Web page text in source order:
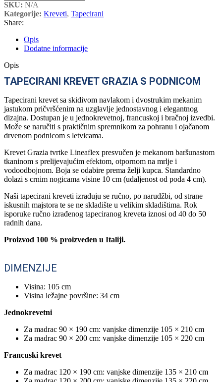
SKU: N/A
Kategorije: Kreveti, Tapecirani
Share:
Opis
Dodatne informacije
Opis
TAPECIRANI KREVET GRAZIA S PODNICOM
Tapecirani krevet sa skidivom navlakom i dvostrukim mekanim
jastukom pričvršćenim na uzglavlje jednostavnog i elegantnog
dizajna. Dostupan je u jednokrevetnoj, francuskoj i bračnoj izvedbi.
Može se naručiti s praktičnim spremnikom za pohranu i ojačanom
drvenom podnicom s letvicama.
Krevet Grazia tvrtke Lineaflex presvučen je mekanom baršunastom
tkaninom s prelijevajućim efektom, otpornom na mrlje i
vodoodbojnom. Boja se odabire prema želji kupca. Standardno
dolazi s crnim nogicama visine 10 cm (udaljenost od poda 4 cm).
Naši tapecirani kreveti izrađuju se ručno, po narudžbi, od strane
iskusnih majstora te se ne skladište u velikim skladištima. Rok
isporuke ručno izrađenog tapeciranog kreveta iznosi od 40 do 50
radnih dana.
Proizvod 100 % proizveden u Italiji.
DIMENZIJE
Visina: 105 cm
Visina ležajne površine: 34 cm
Jednokrevetni
Za madrac 90 × 190 cm: vanjske dimenzije 105 × 210 cm
Za madrac 90 × 200 cm: vanjske dimenzije 105 × 220 cm
Francuski krevet
Za madrac 120 × 190 cm: vanjske dimenzije 135 × 210 cm